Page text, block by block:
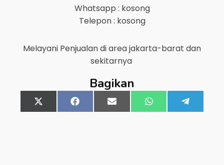
Whatsapp : kosong
Telepon : kosong
Melayani Penjualan di areajakarta-barat dan
sekitarnya
Bagikan
Share
on
X
(Twitter)
Share
on
FacebookShare
on
Email Share
on
WhatsApp
on